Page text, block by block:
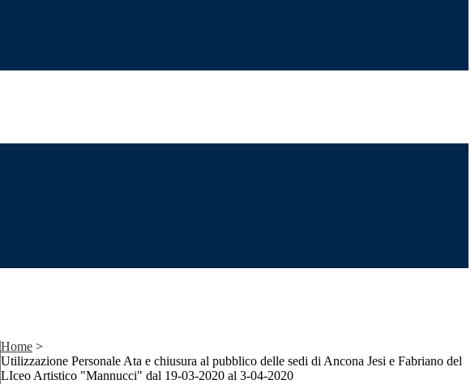
Home >
Utilizzazione Personale Ata e chiusura al pubblico delle sedi di Ancona Jesi e Fabriano del
LIceo Artistico "Mannucci" dal 19-03-2020 al 3-04-2020